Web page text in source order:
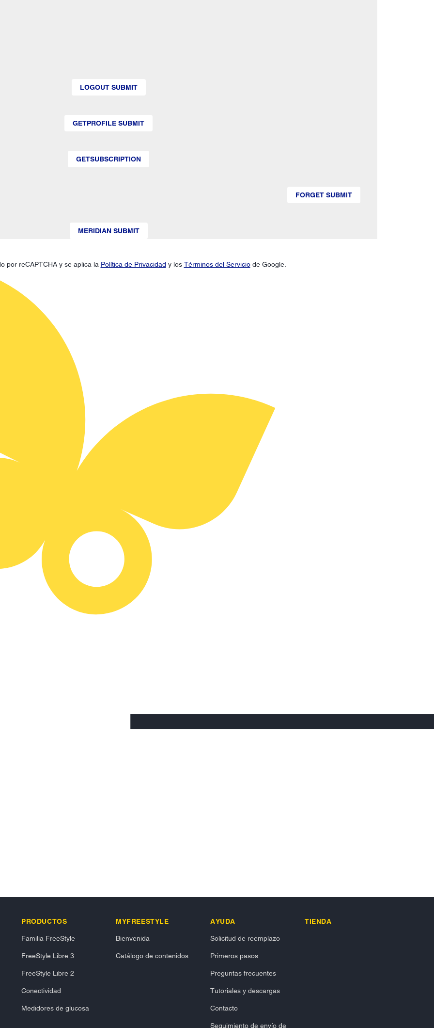
LOGOUT SUBMIT
GETPROFILE SUBMIT
GETSUBSCRIPTION
FORGET SUBMIT
MERIDIAN SUBMIT
por reCAPTCHA y se aplica la Política de Privacidad y los Términos del Serviciode Google.
PRODUCTOS
Familia FreeStyle
FreeStyle Libre 3
FreeStyle Libre 2
Conectividad
Medidores de glucosa
MYFREESTYLE
Bienvenida
Catálogo de contenidos
AYUDA
Solicitud de reemplazo
Primeros pasos
Preguntas frecuentes
Tutoriales y descargas
Contacto
Seguimiento de envío de
TIENDA